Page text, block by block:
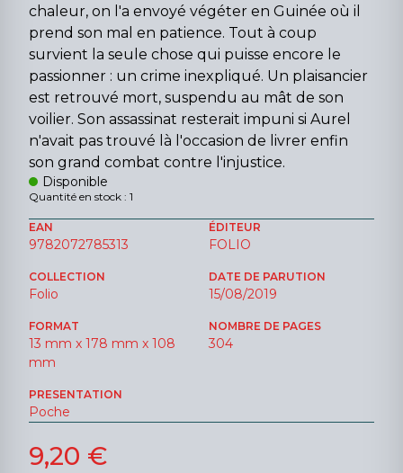
chaleur, on l'a envoyé végéter en Guinée où il
prend son mal en patience. Tout à coup
survient la seule chose qui puisse encore le
passionner : un crime inexpliqué. Un plaisancier
est retrouvé mort, suspendu au mât de son
voilier. Son assassinat resterait impuni si Aurel
n'avait pas trouvé là l'occasion de livrer enfin
son grand combat contre l'injustice.
Disponible
Quantité en stock : 1
EAN
9782072785313
ÉDITEUR
FOLIO
COLLECTION
Folio
DATE DE PARUTION
15/08/2019
FORMAT
13 mm x 178 mm x 108
mm
NOMBRE DE PAGES
304
PRESENTATION
Poche
9,20 €